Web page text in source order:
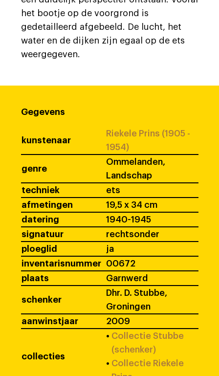
het bootje op de voorgrond is
gedetailleerd afgebeeld. De lucht, het
water en de dijken zijn egaal op de ets
weergegeven.
Gegevens
kunstenaar
Riekele Prins (1905 -
1954)
genre
Ommelanden,
Landschap
techniek
ets
afmetingen
19,5 x 34 cm
datering
1940-1945
signatuur
rechtsonder
ploeglid
ja
inventarisnummer
00672
plaats
Garnwerd
schenker
Dhr. D. Stubbe,
Groningen
aanwinstjaar
2009
collecties
• Collectie Stubbe
(schenker)
• Collectie Riekele